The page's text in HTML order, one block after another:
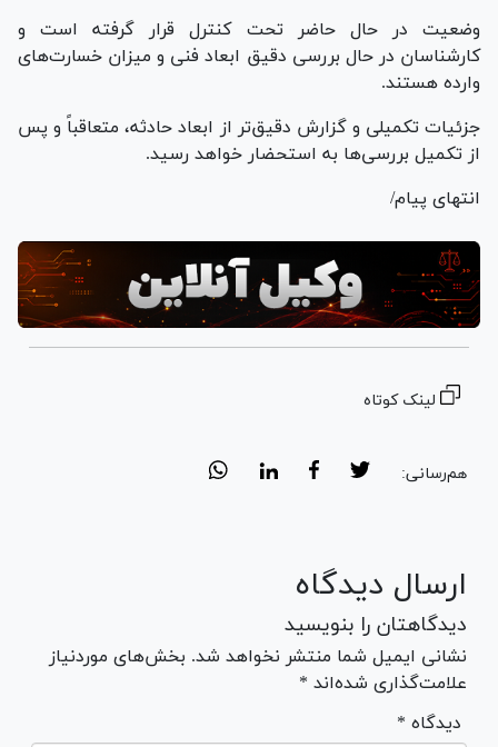
وضعیت در حال حاضر تحت کنترل قرار گرفته است و
کارشناسان در حال بررسی دقیق ابعاد فنی و میزان خسارت‌های
وارده هستند.
جزئیات تکمیلی و گزارش دقیق‌تر از ابعاد حادثه، متعاقباً و پس
از تکمیل بررسی‌ها به استحضار خواهد رسید.
انتهای پیام/
لینک کوتاه
هم‌رسانی:
ارسال دیدگاه
دیدگاهتان را بنویسید
نشانی ایمیل شما منتشر نخواهد شد. بخش‌های موردنیاز
علامت‌گذاری شده‌اند *
* دیدگاه